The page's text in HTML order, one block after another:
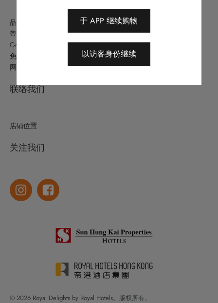
品牌故事
帝港酒店集团
Go Royal (帝赏)
免责条款
网站地图
联络我们
店铺位置
关注我们
© 2026 Royal Delights by Royal Hotels。版权所有。
于 APP 继续购物
以访客身份继续